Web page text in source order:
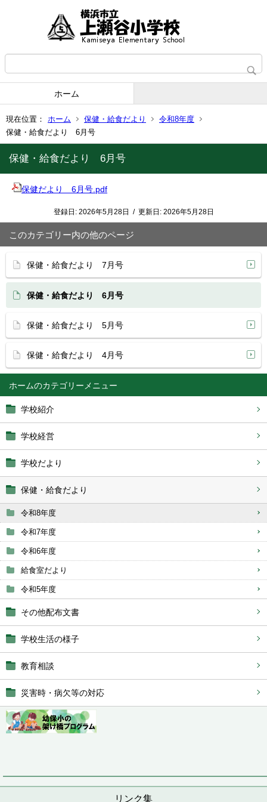
ホーム
現在位置： ホーム 保健・給食だより
令和8年度
保健・給食だより 6月号
ホーム
学校紹介
学校経営
学校だより
保健・給食だより
令和8年度
令和7年度
令和6年度
給食室だより
令和5年度
その他配布文書
学校生活の様子
教育相談
災害時・病欠等の対応
リンク集
保健・給食だより 6月号
保健だより 6月号.pdf
登録日: 2026年5月28日 / 更新日: 2026年5月28日
このカテゴリー内の他のページ
保健・給食だより 7月号
保健・給食だより 6月号
保健・給食だより 5月号
保健・給食だより 4月号